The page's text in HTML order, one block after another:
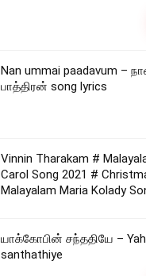
Nan ummai paadavum –
பாத்திரன் song lyrics
Vinnin Tharakam #
Carol Song 2021 #
Malayalam Maria Kolady
யாக்கோபின் சந்ததியே –
santhathiye